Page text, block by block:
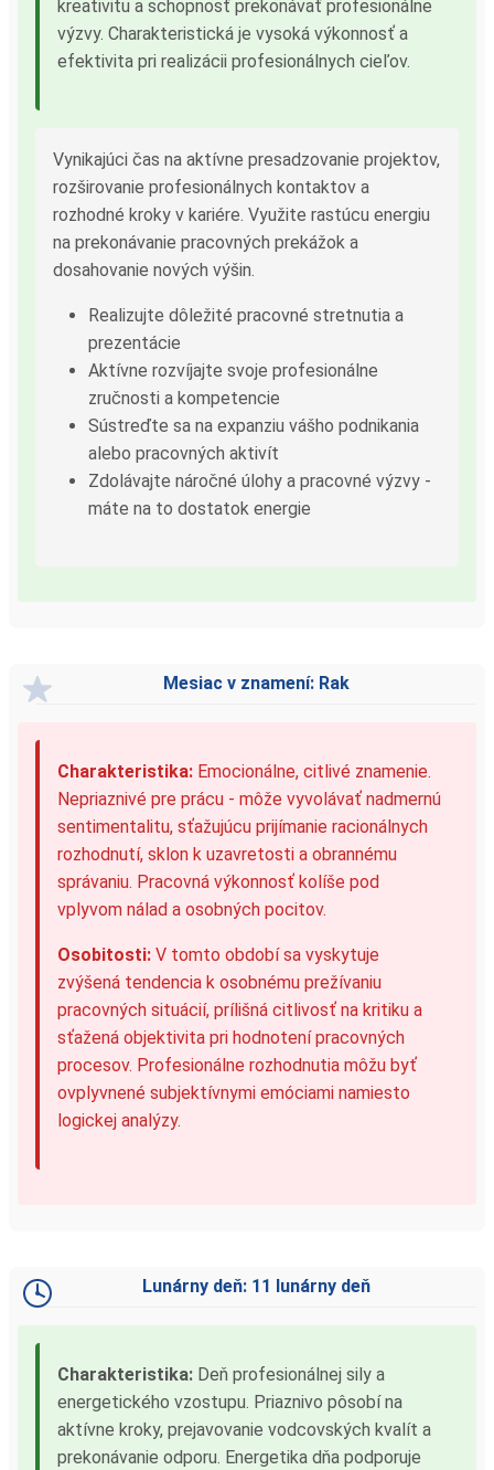
kreativitu a schopnosť prekonávať profesionálne
výzvy. Charakteristická je vysoká výkonnosť a
efektivita pri realizácii profesionálnych cieľov.
Vynikajúci čas na aktívne presadzovanie projektov,
rozširovanie profesionálnych kontaktov a
rozhodné kroky v kariére. Využite rastúcu energiu
na prekonávanie pracovných prekážok a
dosahovanie nových výšin.
Realizujte dôležité pracovné stretnutia a
prezentácie
Aktívne rozvíjajte svoje profesionálne
zručnosti a kompetencie
Sústreďte sa na expanziu vášho podnikania
alebo pracovných aktivít
Zdolávajte náročné úlohy a pracovné výzvy -
máte na to dostatok energie
Mesiac v znamení: Rak
Charakteristika: Emocionálne, citlivé znamenie.
Nepriaznivé pre prácu - môže vyvolávať nadmernú
sentimentalitu, sťažujúcu prijímanie racionálnych
rozhodnutí, sklon k uzavretosti a obrannému
správaniu. Pracovná výkonnosť kolíše pod
vplyvom nálad a osobných pocitov.
Osobitosti: V tomto období sa vyskytuje
zvýšená tendencia k osobnému prežívaniu
pracovných situácií, prílišná citlivosť na kritiku a
sťažená objektivita pri hodnotení pracovných
procesov. Profesionálne rozhodnutia môžu byť
ovplyvnené subjektívnymi emóciami namiesto
logickej analýzy.
Lunárny deň: 11 lunárny deň
Charakteristika: Deň profesionálnej sily a
energetického vzostupu. Priaznivo pôsobí na
aktívne kroky, prejavovanie vodcovských kvalít a
prekonávanie odporu. Energetika dňa podporuje